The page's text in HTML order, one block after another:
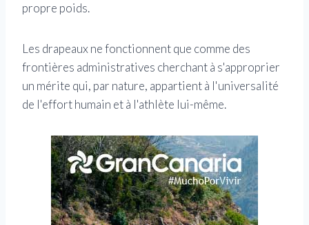
propre poids.
Les drapeaux ne fonctionnent que comme des
frontières administratives cherchant à s'approprier
un mérite qui, par nature, appartient à l'universalité
de l'effort humain et à l'athlète lui-même.